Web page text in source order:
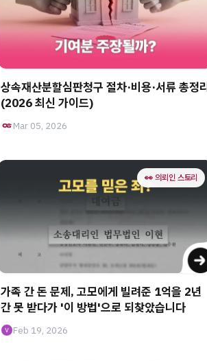
상속재산분할심판청구 절차·비용·서류 총정리
(2026 최신 가이드)
Mar 05, 2026
👀 의뢰인 스토리
가족 간 돈 문제, 고모에게 빌려준 1억을 2년
간 못 받다가 '이 방법'으로 되찾았습니다
Feb 19, 2026